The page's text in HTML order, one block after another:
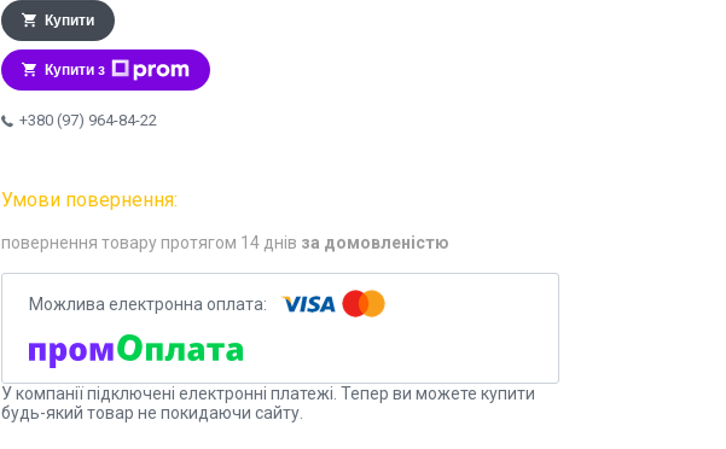
Купити
Купити з
+380 (97) 964-84-22
повернення товару протягом 14 днів за домовленістю
У компанії підключені електронні платежі. Тепер ви можете купити
будь-який товар не покидаючи сайту.